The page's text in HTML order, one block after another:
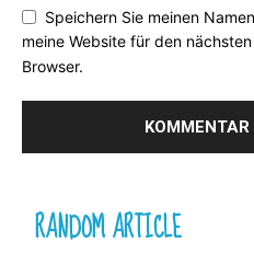
Speichern Sie meinen
meine Website für den
Browser.
RANDOM ARTICLE